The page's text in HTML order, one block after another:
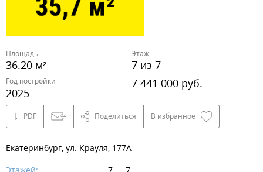
Площадь
36.20 м²
Этаж
7 из 7
Год постройки
2025
7 441 000 руб.
PDF Поделиться В избранное
Екатеринбург, ул. Крауля, 177А
Этажей:
7 — 7